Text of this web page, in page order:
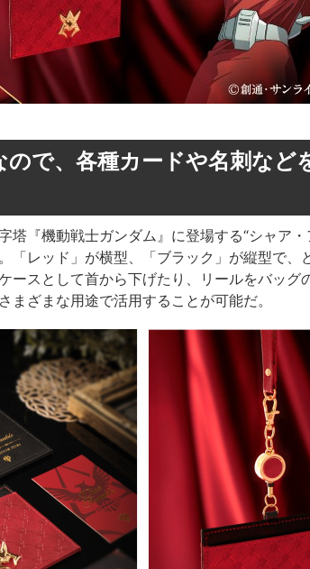
で、各種カードや名刺など
塔『機動戦士ガンダム』に登場する“シャア
「レッド」が横型、「ブラック」が縦型で、
ースとして首から下げたり、リールをバッグ
まざまな用途で活用することが可能だ。